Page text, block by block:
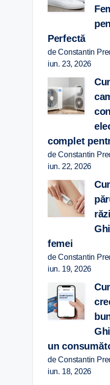
Perfectă
de Constantin
iun. 23, 2026
complet
de Constantin
iun. 22, 2026
femei
de Constantin
iun. 19, 2026
un
de Constantin
iun. 18, 2026